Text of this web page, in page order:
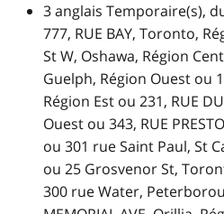
3 anglais Temporaire(s),
777, RUE BAY, Toronto,
St W, Oshawa, Région
Guelph, Région Ouest ou
Région Est ou 231, RUE
Ouest ou 343, RUE
ou 301 rue Saint Paul, St
ou 25 Grosvenor St,
300 rue Water,